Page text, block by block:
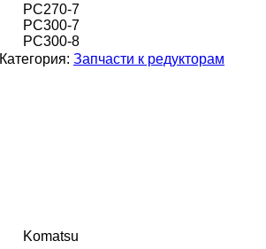
PC270-7
PC300-7
PC300-8
Категория: Запчасти к редукторам
Komatsu